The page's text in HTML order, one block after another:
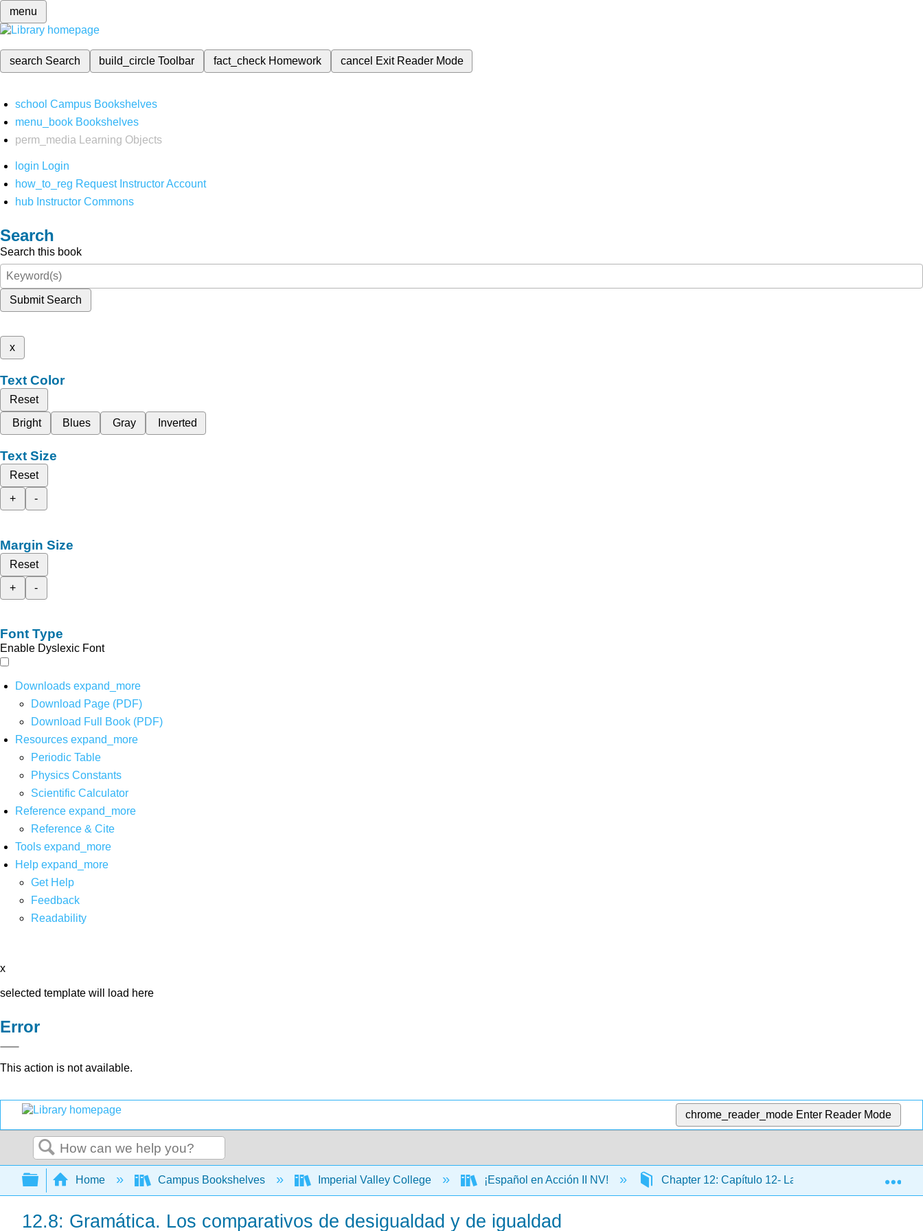
menu
search Search build_circleToolbar fact_check Homework cancel Exit Reader Mode
school Campus Bookshelves
menu_book Bookshelves
perm_media
Learning Objects
login Login
how_to_reg Request Instructor Account
hub Instructor Commons
Search
Search this book
Submit Search
x
Text Color
Reset
Bright
Blues Gray Inverted
Text Size
Reset
+
-
Margin Size
Reset
+
-
Font Type
Enable Dyslexic Font
Downloads expand_more
Download Page (PDF)
Download Full Book (PDF)
Resources expand_more
Periodic Table
Physics Constants
Scientific Calculator
Reference expand_more
Reference & Cite
Tools expand_more
Help expand_more
Get Help
Feedback
Readability
x
selected template will load here
Error
This action is not available.
chrome_reader_mode Enter Reader Mode
Search
Expand/collapse global hierarchy
Home Campus Bookshelves Imperial Valley College ¡Español en Acción II NV! Chapter 12: Capítulo 12- La Inteligencia Artificial,
12.8: Gramática. Los comparativos de desigualdad y de igualdad